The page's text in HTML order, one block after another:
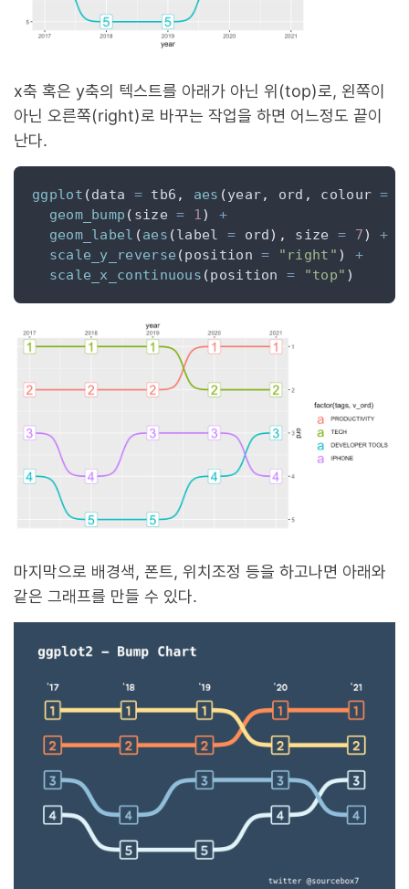
x축 혹은 y축의 텍스트를 아래가 아닌 위(top)로, 왼쪽이
아닌 오른쪽(right)로 바꾸는 작업을 하면 어느정도 끝이
난다.
ggplot (data = tb6 , aes (year, ord , colour =
geom_bump ( size = 1)
+
geom_label (aes (label = ord), size = 7)
+
scale_y_reverse (position = "right" )
+
scale_x_continuous (position = "top" )
마지막으로 배경색, 폰트, 위치조정 등을 하고나면 아래와
같은 그래프를 만들 수 있다.